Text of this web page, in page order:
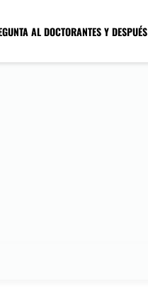
AL DOCTORANTES Y DESPUÉS